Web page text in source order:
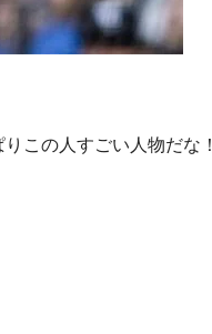
この人すごい人物だな！